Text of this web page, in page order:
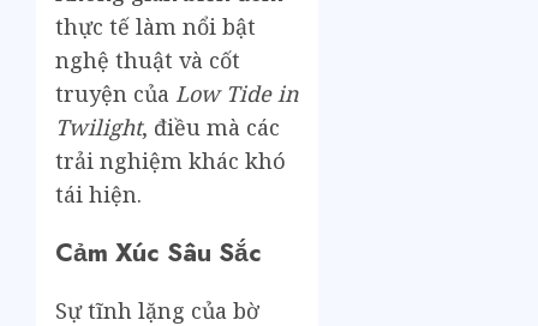
thực tế làm nổi bật
nghệ thuật và cốt
truyện của Low Tide in
Twilight, điều mà các
trải nghiệm khác khó
tái hiện.
Cảm Xúc Sâu Sắc
Sự tĩnh lặng của bờ